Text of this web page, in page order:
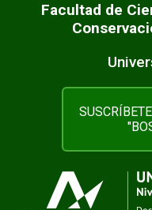
Facultad de